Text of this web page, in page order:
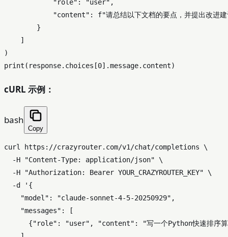
"role" : "user" ,
"content" : f"请总结以下文档的要点，并提出改进
        }
    ]
print (response.choices[0
cURL 示例：
bash
Copy
curl https://crazyrouter.com/v1/chat/completions \
  -H
"Content-Type: application/json" \
  -H
"Authorization: Bearer YOUR_CRAZYROUTER_KEY" \
  -d
'{
    "model": "claude-sonnet-4-5-20250929",
    "messages": [
{"role": "user", "content": "写一个Python快速排序算